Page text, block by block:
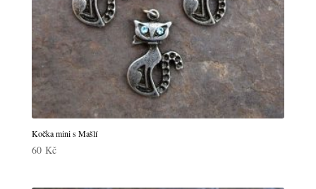
Kočka mini s Mašlí
60 Kč